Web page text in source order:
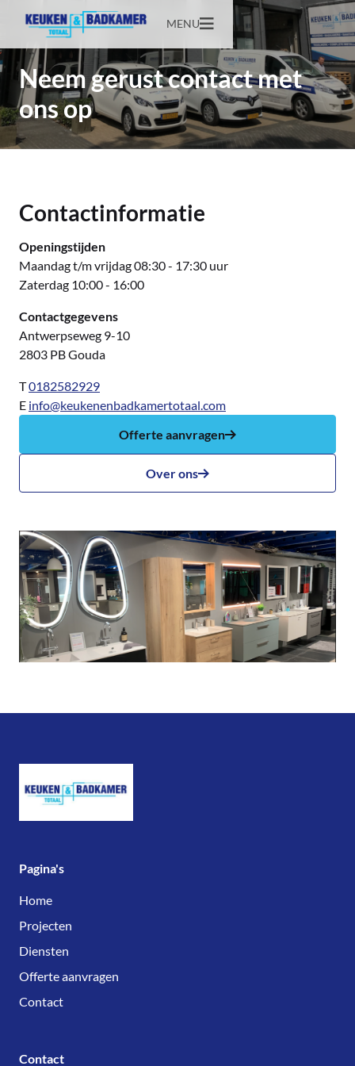
MENU
Neem gerust contact met
ons op
Contactinformatie
Openingstijden
Maandag t/m vrijdag 08:30 - 17:30 uur
Zaterdag 10:00 - 16:00
Contactgegevens
Antwerpseweg 9-10
2803 PB Gouda
T0182582929
E info@keukenenbadkamertotaal.com
Offerte aanvragen
Over ons
Pagina's
Home
Projecten
Diensten
Offerte aanvragen
Contact
Contact